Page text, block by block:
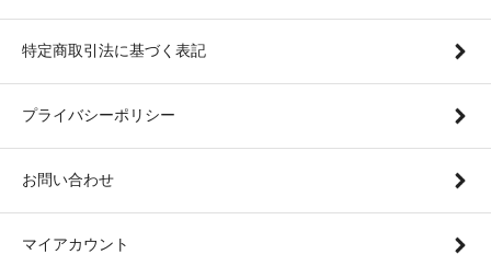
特定商取引法に基づく表記
プライバシーポリシー
お問い合わせ
マイアカウント